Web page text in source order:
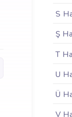
S
Ş
T
U
Ü
V